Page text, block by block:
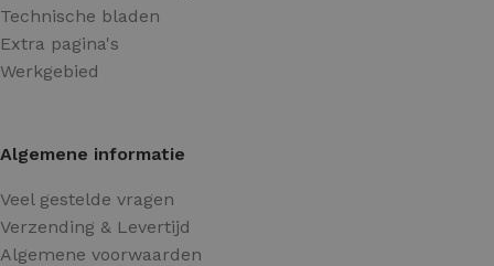
Technische bladen
Extra pagina's
Werkgebied
Algemene informatie
Veel gestelde vragen
Verzending & Levertijd
Algemene voorwaarden